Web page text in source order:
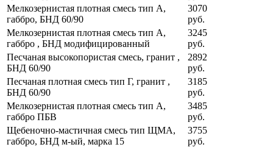
Мелкозернистая плотная смесь тип А,
габбро, БНД 60/90
3070
руб.
Мелкозернистая плотная смесь тип А,
габбро , БНД модифицированный
3245
руб.
Песчаная высокопористая смесь, гранит ,
БНД 60/90
2892
руб.
Песчаная плотная смесь тип Г, гранит ,
БНД 60/90
3185
руб.
Мелкозернистая плотная смесь тип А,
габбро ПБВ
3485
руб.
Щебеночно-мастичная смесь тип ЩМА,
габбро, БНД м-ый, марка 15
3755
руб.